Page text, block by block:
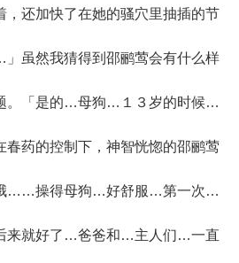
，还加快了在她的骚穴里抽插的节
虽然我猜得到邵鹂莺会有什么样
。「是的…母狗…１３岁的时候…
药的控制下，神智恍惚的邵鹂莺
……操得母狗…好舒服…第一次…
就好了…爸爸和…主人们…一直